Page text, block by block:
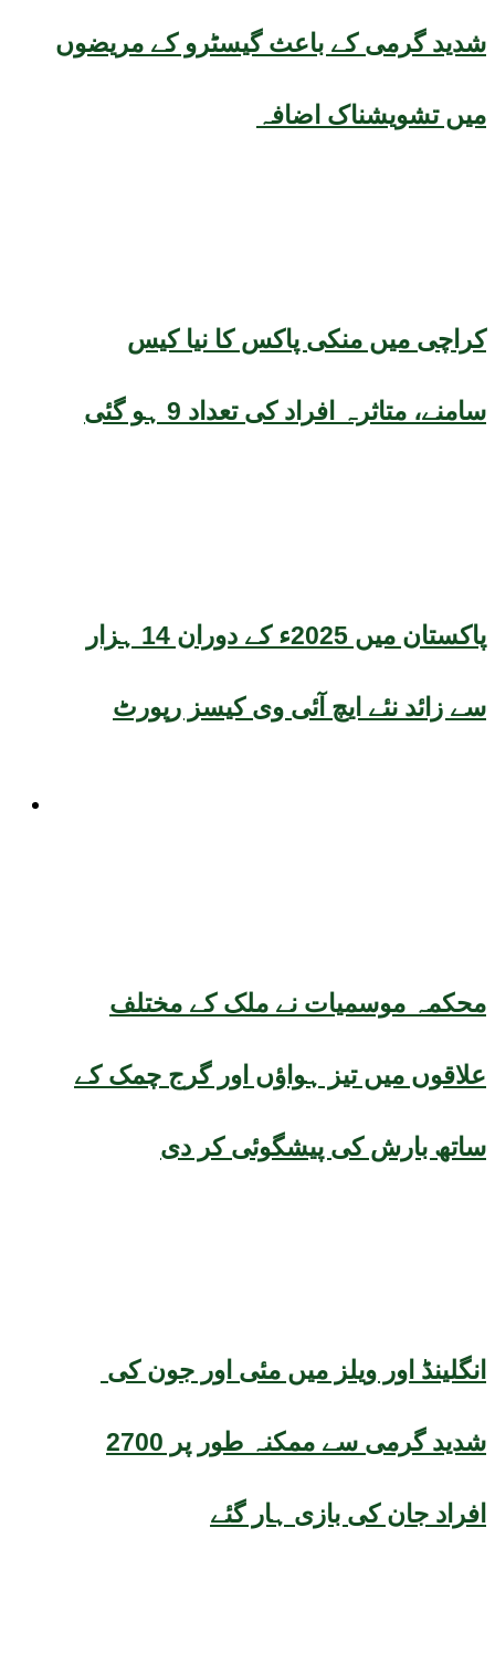
شدید گرمی کے باعث گیسٹرو کے مریضوں
میں تشویشناک اضافہ
کراچی میں منکی پاکس کا نیا کیس
سامنے، متاثرہ افراد کی تعداد 9 ہو گئی
پاکستان میں 2025ء کے دوران 14 ہزار
سے زائد نئے ایچ آئی وی کیسز رپورٹ
محکمہ موسمیات نے ملک کے مختلف
علاقوں میں تیز ہواؤں اور گرج چمک کے
ساتھ بارش کی پیشگوئی کر دی
شدید گرمی سے ممکنہ طور پر 2700
افراد جان کی بازی ہار گئے